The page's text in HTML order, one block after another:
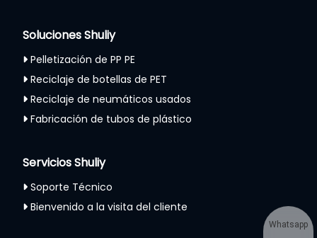
Soluciones Shuliy
Pelletización de PP PE
Reciclaje de botellas de PET
Reciclaje de neumáticos usados
Fabricación de tubos de plástico
Servicios Shuliy
Soporte Técnico
Bienvenido a la visita del cliente
Whatsapp